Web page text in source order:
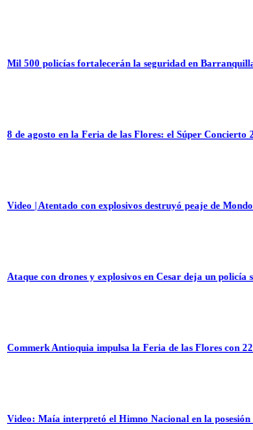
Mil 500 policías fortalecerán la seguridad en
8 de agosto en la Feria de las Flores: el Súper
Video | Atentado con explosivos destruyó peaje de
Ataque con drones y explosivos en Cesar deja un
Commerk Antioquia impulsa la Feria de las Flores con
Video: Maía interpretó el Himno Nacional en la posesión